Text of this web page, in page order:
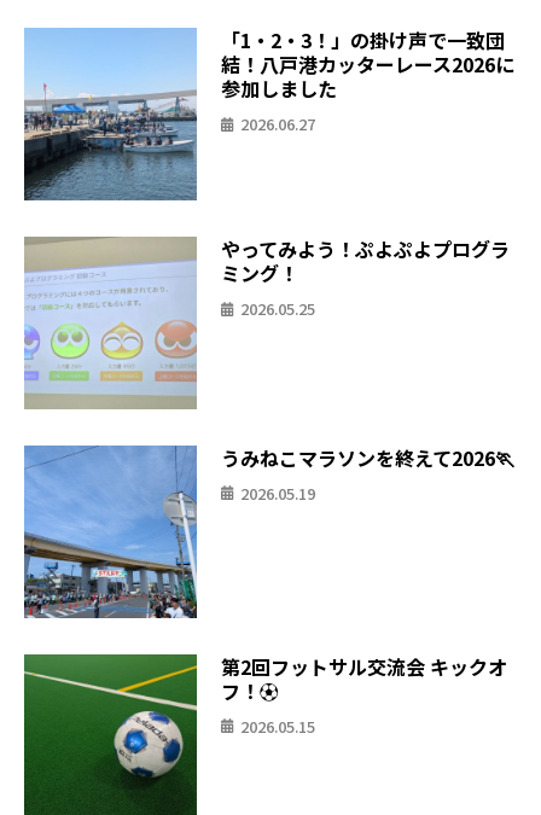
「1・2・3！」の掛け声で一致団
結！八戸港カッターレース2026に
参加しました
2026.06.27
やってみよう！ぷよぷよプログラ
ミング！
2026.05.25
うみねこマラソンを終えて2026🏃
2026.05.19
第2回フットサル交流会 キックオ
フ！⚽
2026.05.15